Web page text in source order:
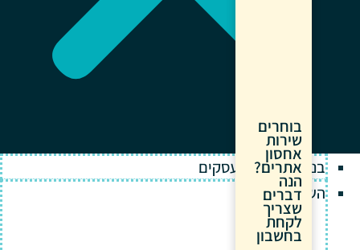
בוחרים
שירות
אחסון
אתרים?
הנה
דברים
שצריך
לקחת
בחשבון
בניית אתרים לעסקים
השירותים שלנו